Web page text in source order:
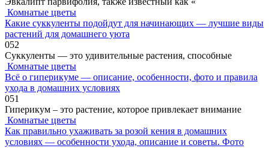
Комнатые цветы
Какие суккуленты подойдут для начинающих — лучшие виды
растений для домашнего уюта
052
Суккуленты — это удивительные растения, способные
Комнатые цветы
Всё о гиперикуме — описание, особенности, фото и правила
ухода в домашних условиях
051
Гиперикум – это растение, которое привлекает внимание
Комнатые цветы
Как правильно ухаживать за розой кения в домашних
условиях — особенности ухода, описание и советы. Фото